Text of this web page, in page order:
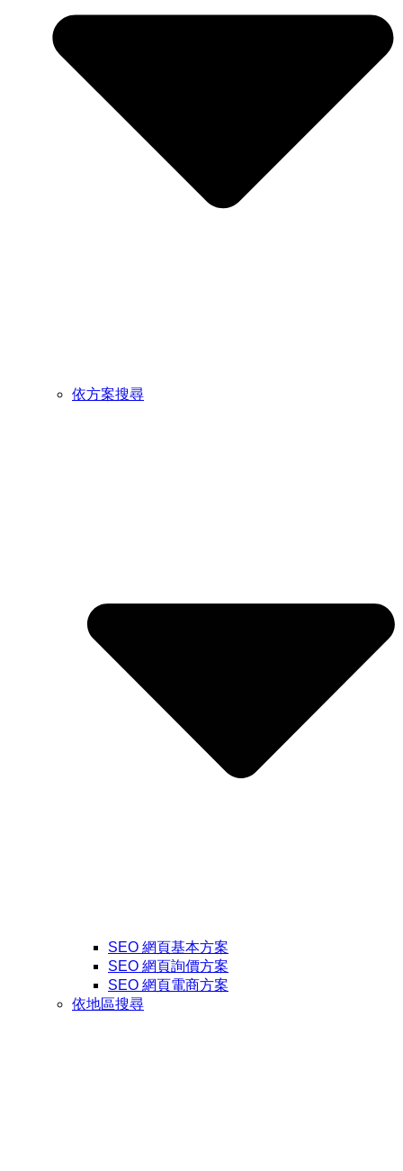
依方案搜尋
SEO 網頁基本方案
SEO 網頁詢價方案
SEO 網頁電商方案
依地區搜尋